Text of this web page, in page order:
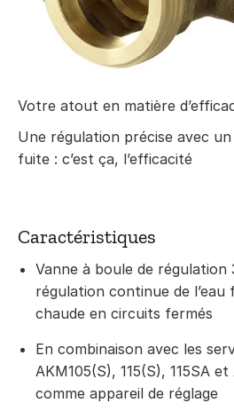
Votre atout en matière
Une régulation précise avec
fuite : c’est ça, l’efficacité
Caractéristiques
Vanne à boule de régulation
régulation continue de l’eau
chaude en circuits fermés
En combinaison avec les
AKM105(S), 115(S), 115SA et
comme appareil de réglage